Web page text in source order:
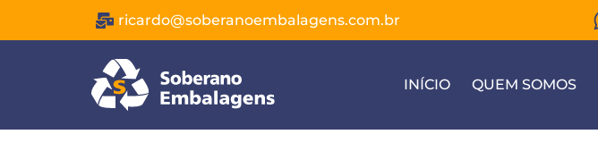
ricardo@soberanoembalagens.com.br
INÍCIO QUEM SOMOS